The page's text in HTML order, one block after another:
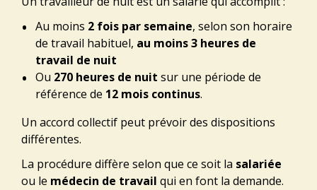
Au moins 2 fois par semaine, selon son horaire
de travail habituel, au moins 3 heures de
travail de nuit
Ou 270 heures de nuit sur une période de
référence de 12 mois continus.
Un accord collectif peut prévoir des dispositions
différentes.
La procédure diffère selon que ce soit la salariée
ou le médecin de travail qui en font la demande.